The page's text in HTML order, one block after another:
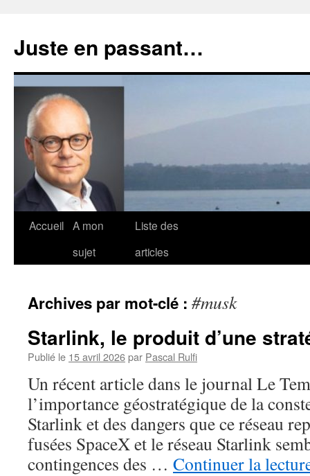
contenu
Juste en passant…
Accueil A mon
sujet
Liste des
articles
Archives par mot-clé : #musk
Starlink, le produit d’une
Publié le 15 avril 2026par Pascal Rulfi
Un récent article dans le journal Le
l’importance géostratégique de la
Starlink et des dangers que ce réseau
fusées SpaceX et le réseau Starlink
contingences des … Continuer la